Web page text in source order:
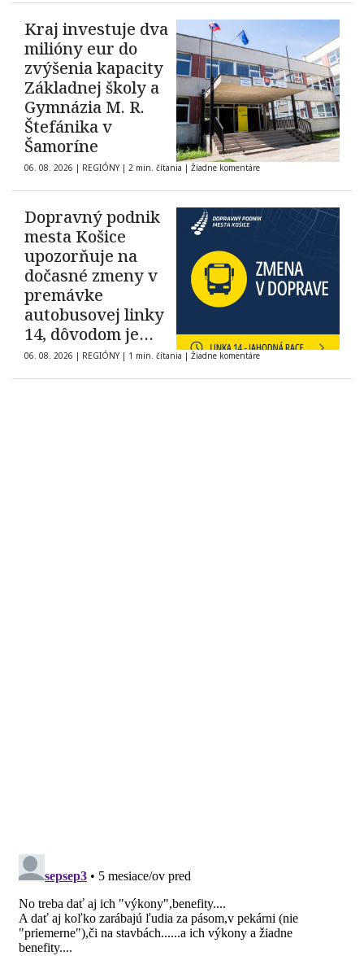
Kraj investuje dva
milióny eur do
zvýšenia kapacity
Základnej školy a
Gymnázia M. R.
Štefánika v
Šamoríne
06. 08. 2026 | REGIÓNY | 2 min. čítania | Žiadne komentáre
Dopravný podnik
mesta Košice
upozorňuje na
dočasné zmeny v
premávke
autobusovej linky
14, dôvodom je
Race Jahodná 2026
06. 08. 2026 | REGIÓNY | 1 min. čítania | Žiadne komentáre